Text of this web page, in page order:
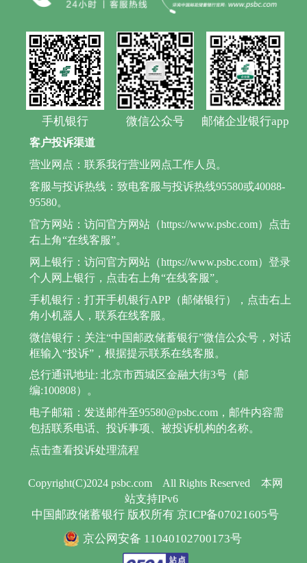
手机银行 微信公众号 邮储企业银行app
Copyright(C)2024 psbc.com All Rights Reserved
本网
站支持IPv6
中国邮政储蓄银行 版权所有 京ICP备07021605号
京公网安备 11040102700173号
客户投诉渠道
营业网点：联系我行营业网点工作人员。
客服与投诉热线：致电客服与投诉热线95580或40088-
95580。
官方网站：访问官方网站（https://www.psbc.com）点击
右上角“在线客服”。
网上银行：访问官方网站（https://www.psbc.com）登录
个人网上银行，点击右上角“在线客服”。
手机银行：打开手机银行APP（邮储银行），点击右上
角小机器人，联系在线客服。
微信银行：关注“中国邮政储蓄银行”微信公众号，对话
框输入“投诉”，根据提示联系在线客服。
总行通讯地址: 北京市西城区金融大街3号（邮
编:100808）。
电子邮箱：发送邮件至95580@psbc.com，邮件内容需
包括联系电话、投诉事项、被投诉机构的名称。
点击查看投诉处理流程